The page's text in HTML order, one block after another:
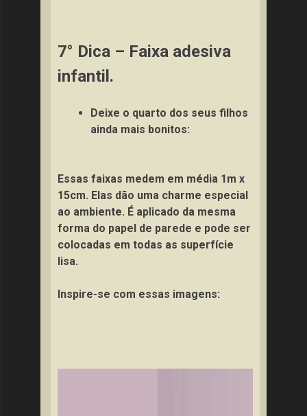
7° Dica – Faixa adesiva
infantil.
Deixe o quarto dos seus filhos
ainda mais bonitos:
Essas faixas medem em média 1m x
15cm. Elas dão uma charme especial
ao ambiente. É aplicado da mesma
forma do papel de parede e pode ser
colocadas em todas as superfície
lisa.
Inspire-se com essas imagens: